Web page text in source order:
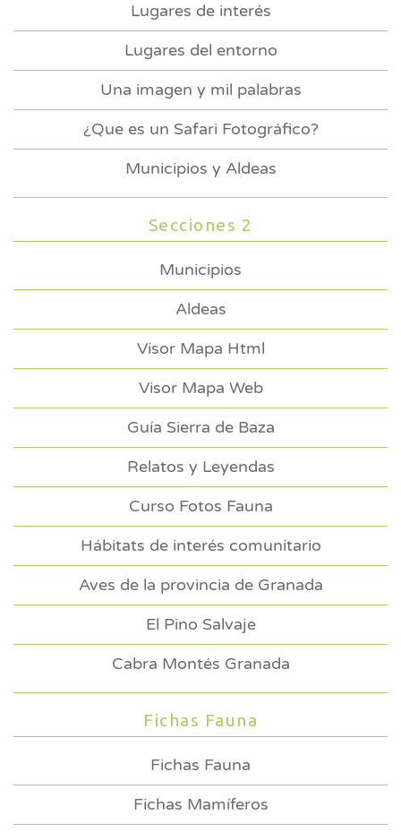
Lugares de interés
Lugares del entorno
Una imagen y mil palabras
¿Que es un Safari Fotográfico?
Municipios y Aldeas
Secciones 2
Municipios
Aldeas
Visor Mapa Html
Visor Mapa Web
Guía Sierra de Baza
Relatos y Leyendas
Curso Fotos Fauna
Hábitats de interés comunitario
Aves de la provincia de Granada
El Pino Salvaje
Cabra Montés Granada
Fichas Fauna
Fichas Fauna
Fichas Mamíferos